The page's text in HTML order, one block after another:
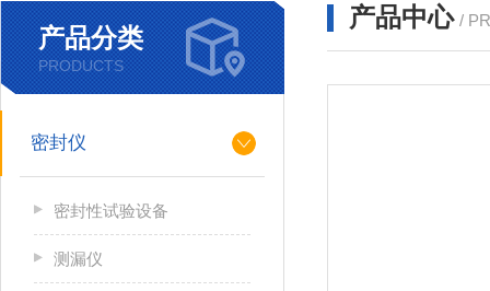
产品分类
PRODUCTS
密封仪
密封性试验设备
测漏仪
产品中心 /